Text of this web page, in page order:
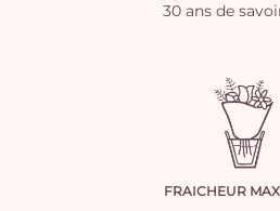
30 ans de
FRAICHEUR